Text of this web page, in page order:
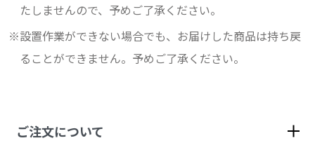
たしませんので、予めご了承ください。
設置作業ができない場合でも、お届けした商品は持ち戻
ることができません。予めご了承ください。
ご注文について